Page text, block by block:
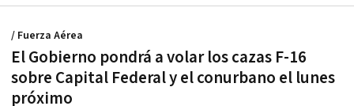
El Gobierno pondrá a volar los cazas F-16
sobre Capital Federal y el conurbano el lunes
próximo
/ Fuerza Aérea